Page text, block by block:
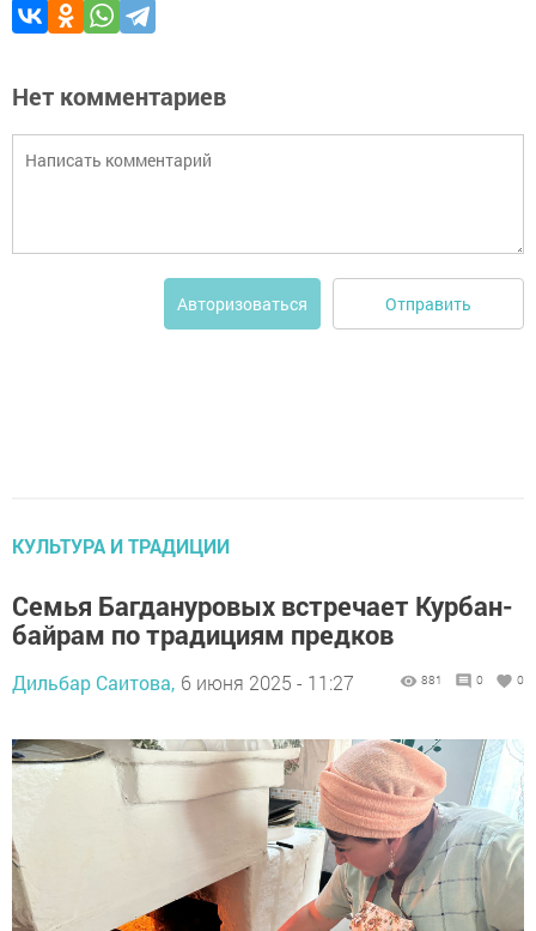
Нет комментариев
Авторизоваться Отправить
КУЛЬТУРА И ТРАДИЦИИ
Семья Багдануровых встречает Курбан-
байрам по традициям предков
Дильбар Саитова, 6 июня 2025 - 11:27 881 0 0